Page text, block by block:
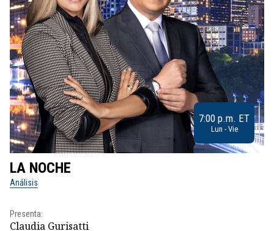
7:00 p.m. ET
Lun - Vie
LA NOCHE
Análisis
Presenta:
Claudia Gurisatti